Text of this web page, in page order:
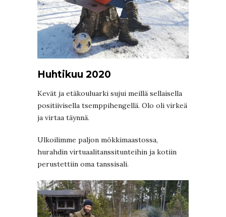
Huhtikuu 2020
Kevät ja etäkouluarki sujui meillä sellaisella
positiivisella tsemppihengellä. Olo oli virkeä
ja virtaa täynnä.
Ulkoilimme paljon mökkimaastossa,
hurahdin virtuaalitanssitunteihin ja kotiin
perustettiin oma tanssisali.